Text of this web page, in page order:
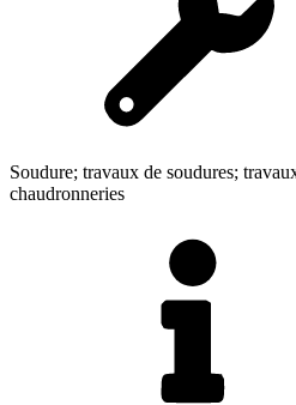
Soudure; travaux de soudures;
chaudronneries